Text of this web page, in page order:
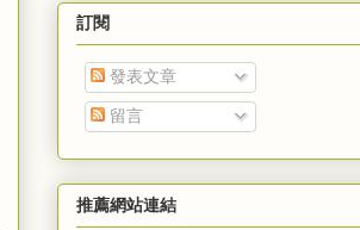
訂閱
發表文章
留言
推薦網站連結